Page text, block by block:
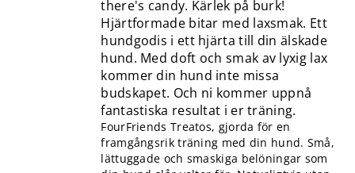
there's candy. Kärlek på burk!
Hjärtformade bitar med laxsmak. Ett
hundgodis i ett hjärta till din älskade
hund. Med doft och smak av lyxig lax
kommer din hund inte missa
budskapet. Och ni kommer uppnå
fantastiska resultat i er träning.
FourFriends Treatos, gjorda för en
framgångsrik träning med din hund. Små,
lättuggade och smaskiga belöningar som